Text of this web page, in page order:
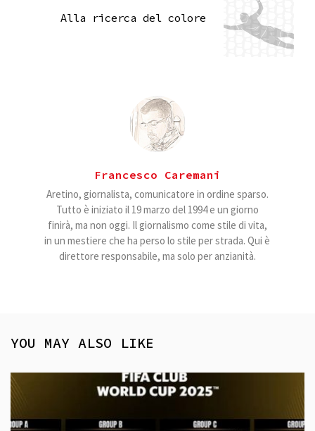
Alla ricerca del colore
Francesco Caremani
Aretino, giornalista, comunicatore in ordine sparso.
Tutto è iniziato il 19 marzo del 1994 e un giorno
finirà, ma non oggi. Il giornalismo come stile di vita,
in un mestiere che ha perso lo stile per strada. Qui è
direttore responsabile, ma solo per anzianità.
YOU MAY ALSO LIKE